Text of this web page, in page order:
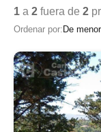
1 a 2 fuera de 2
Ordenar por: De